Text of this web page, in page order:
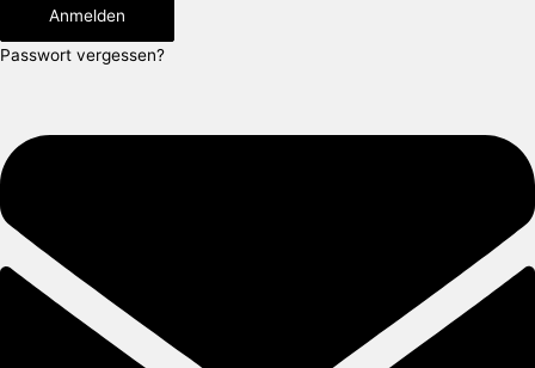
Anmelden
Passwort vergessen?